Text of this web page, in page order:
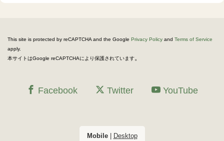
This site is protected by reCAPTCHA and the Google Privacy Policy and Terms of Service
apply.
本サイトはGoogle reCAPTCHAにより保護されています。
Facebook Twitter YouTube
Mobile| Desktop